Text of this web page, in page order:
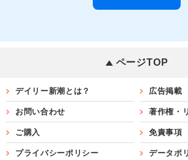
ページTOP
デイリー新潮とは？ 広告掲載
お問い合わせ 著作権・
ご購入 免責事項
プライバシーポリシー データポ